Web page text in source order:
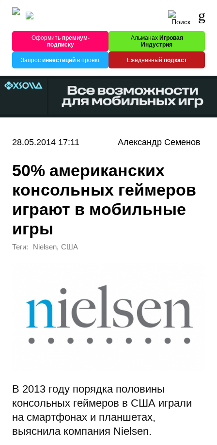
Оформитьпремиум-
подписку
Альманах Игровая
Индустрия
Запрос инвестицийв проект Ежедневный подкаст
28.05.2014 17:11 Александр Семенов
50% американских
консольных геймеров
играют в мобильные
игры
Теги: Nielsen, США
В 2013 году порядка половины
консольных геймеров в США играли
на смартфонах и планшетах,
выяснила компания Nielsen.